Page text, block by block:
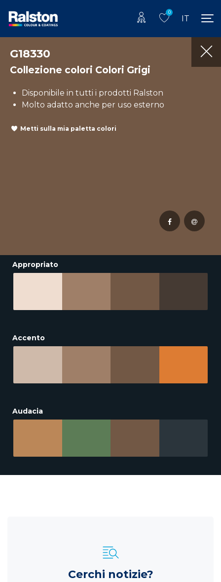
0
IT
G18330
Collezione colori Colori Grigi
Disponibile in tutti i prodotti Ralston
Molto adatto anche per uso esterno
Metti sulla mia paletta colori
Appropriato
Accento
Audacia
Cerchi notizie?